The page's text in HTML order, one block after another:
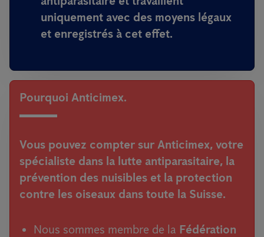
uniquement avec des moyens légaux
et enregistrés à cet effet.
Pourquoi Anticimex.
Vous pouvez compter sur Anticimex, votre
spécialiste dans la lutte antiparasitaire, la
prévention des nuisibles et la protection
contre les oiseaux dans toute la Suisse.
Nous sommes membre de la Fédération